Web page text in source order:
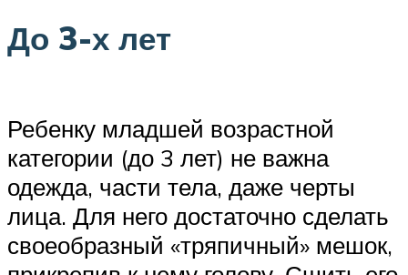
До 3-х лет
Ребенку младшей возрастной
категории (до 3 лет) не важна
одежда, части тела, даже черты
лица. Для него достаточно сделать
своеобразный «тряпичный» мешок,